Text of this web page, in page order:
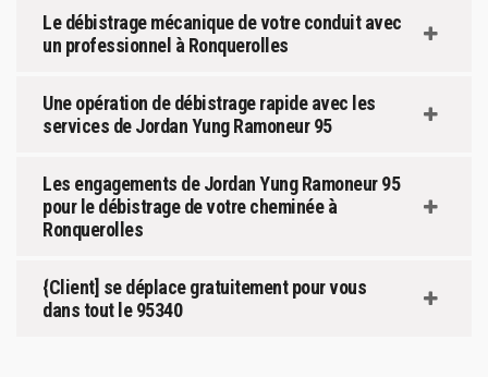
Le débistrage mécanique de votre conduit avec
un professionnel à Ronquerolles
Une opération de débistrage rapide avec les
services de Jordan Yung Ramoneur 95
Les engagements de Jordan Yung Ramoneur 95
pour le débistrage de votre cheminée à
Ronquerolles
{Client] se déplace gratuitement pour vous
dans tout le 95340